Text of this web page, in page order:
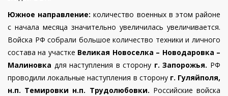
Южное направление: количество военных в этом районе
с начала месяца значительно увеличилась увеличивается.
Войска РФ собрали большое количество техники и личного
состава на участке Великая Новоселка – Новодаровка –
Малиновка для наступления в сторону г. Запорожья. РФ
проводили локальные наступления в сторону г. Гуляйполя,
н.п. Темировки н.п. Трудолюбовки. Российские войска